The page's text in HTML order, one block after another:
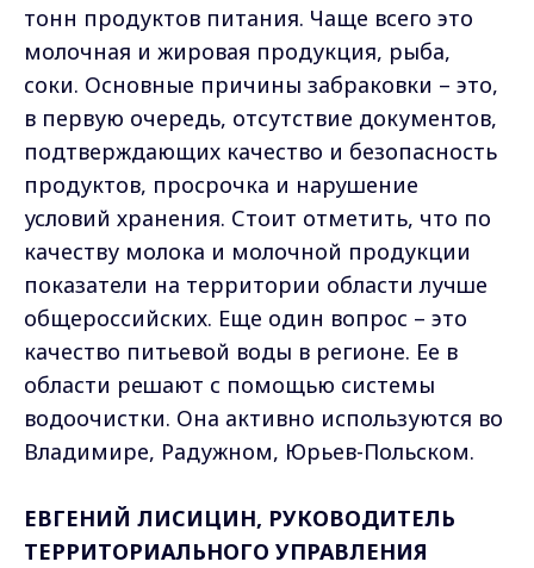
тонн продуктов питания. Чаще всего это
молочная и жировая продукция, рыба,
соки. Основные причины забраковки – это,
в первую очередь, отсутствие документов,
подтверждающих качество и безопасность
продуктов, просрочка и нарушение
условий хранения. Стоит отметить, что по
качеству молока и молочной продукции
показатели на территории области лучше
общероссийских. Еще один вопрос – это
качество питьевой воды в регионе. Ее в
области решают с помощью системы
водоочистки. Она активно используются во
Владимире, Радужном, Юрьев-Польском.
ЕВГЕНИЙ ЛИСИЦИН, РУКОВОДИТЕЛЬ
ТЕРРИТОРИАЛЬНОГО УПРАВЛЕНИЯ